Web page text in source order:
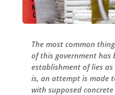
The most common
of this government has
establishment of lies
is, an attempt is made
with supposed